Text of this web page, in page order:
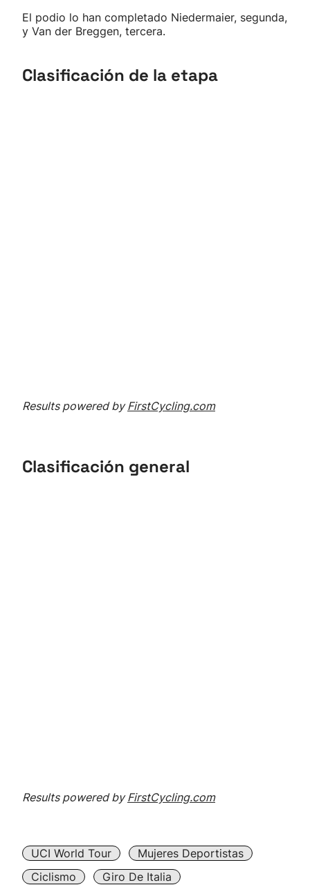
El podio lo han completado Niedermaier, segunda,
y Van der Breggen, tercera.
Clasificación de la etapa
Results powered byFirstCycling.com
Clasificación general
Results powered byFirstCycling.com
UCI World Tour
Mujeres Deportistas
Ciclismo
Giro De Italia